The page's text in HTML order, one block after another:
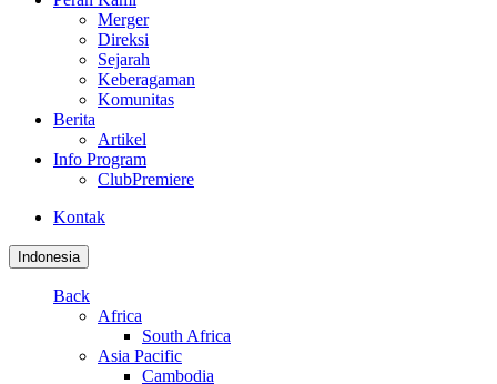
Merger
Direksi
Sejarah
Keberagaman
Komunitas
Berita
Artikel
Info Program
ClubPremiere
Kontak
Indonesia
Back
Africa
South Africa
Asia Pacific
Cambodia